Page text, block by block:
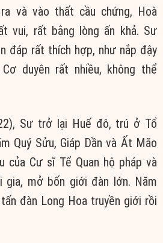
và vào thất cầu chứng, Hoà
vui, rất bằng lòng ấn khả. Sư
đáp rất thích hợp, như nắp đậy
duyên rất nhiều, không thể
Sư trở lại Huế đô, trú ở Tổ
Quý Sửu, Giáp Dần và Ất Mão
của Cư sĩ Tể Quan hộ pháp và
gia, mở bốn giới đàn lớn. Năm
đàn Long Hoa truyền giới rồi